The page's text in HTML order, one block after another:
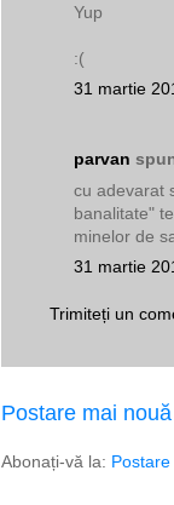
Yup
:(
31 martie
parvan
cu adevarat
banalitate"
minelor de
31 martie
Trimiteți un
Postare mai nouă
Abonați-vă la: